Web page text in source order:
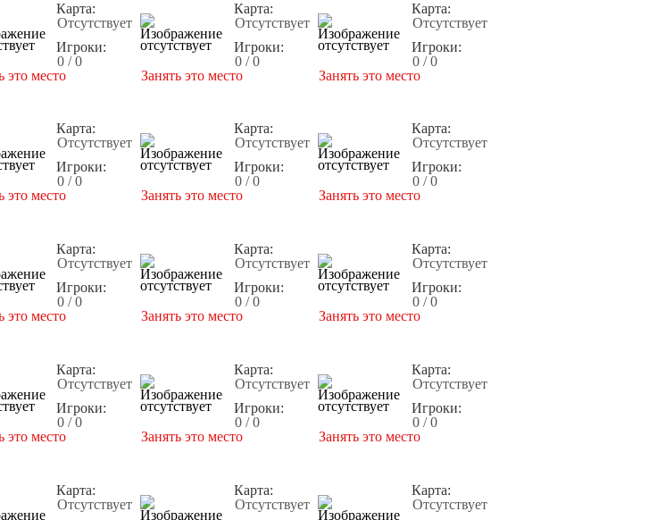
Карта:
Отсутствует
Игроки:
0 / 0
это место
Карта:
Отсутствует
Игроки:
0 / 0
Занять это место
Карта:
Отсутствует
Игроки:
0 / 0
Занять это место
Карта:
Отсутствует
Игроки:
0 / 0
это место
Карта:
Отсутствует
Игроки:
0 / 0
Занять это место
Карта:
Отсутствует
Игроки:
0 / 0
Занять это место
Карта:
Отсутствует
Игроки:
0 / 0
это место
Карта:
Отсутствует
Игроки:
0 / 0
Занять это место
Карта:
Отсутствует
Игроки:
0 / 0
Занять это место
Карта:
Отсутствует
Игроки:
0 / 0
это место
Карта:
Отсутствует
Игроки:
0 / 0
Занять это место
Карта:
Отсутствует
Игроки:
0 / 0
Занять это место
Карта:
Отсутствует
Карта:
Отсутствует
Карта:
Отсутствует